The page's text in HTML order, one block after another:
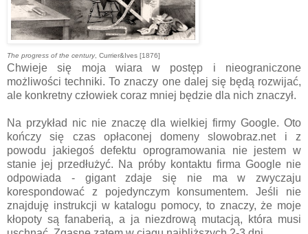
The progress of the century, Currier&Ives [1876]
Chwieje się moja wiara w postęp i nieograniczone
możliwości techniki. To znaczy one dalej się będą rozwijać,
ale konkretny człowiek coraz mniej będzie dla nich znaczył.
Na przykład nic nie znaczę dla wielkiej firmy Google. Oto
kończy się czas opłaconej domeny slowobraz.net i z
powodu jakiegoś defektu oprogramowania nie jestem w
stanie jej przedłużyć. Na próby kontaktu firma Google nie
odpowiada - gigant zdaje się nie ma w zwyczaju
korespondować z pojedynczym konsumentem. Jeśli nie
znajduję instrukcji w katalogu pomocy, to znaczy, że moje
kłopoty są fanaberią, a ja niezdrową mutacją, która musi